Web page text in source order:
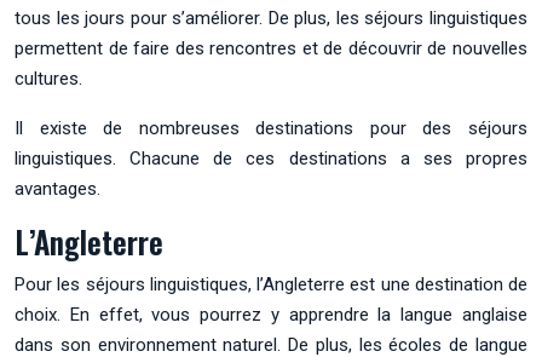
tous les jours pour s’améliorer. De plus, les séjours linguistiques
permettent de faire des rencontres et de découvrir de nouvelles
cultures.
Il existe de nombreuses destinations pour des séjours
linguistiques. Chacune de ces destinations a ses propres
avantages.
L’Angleterre
Pour les séjours linguistiques, l’Angleterre est une destination de
choix. En effet, vous pourrez y apprendre la langue anglaise
dans son environnement naturel. De plus, les écoles de langue